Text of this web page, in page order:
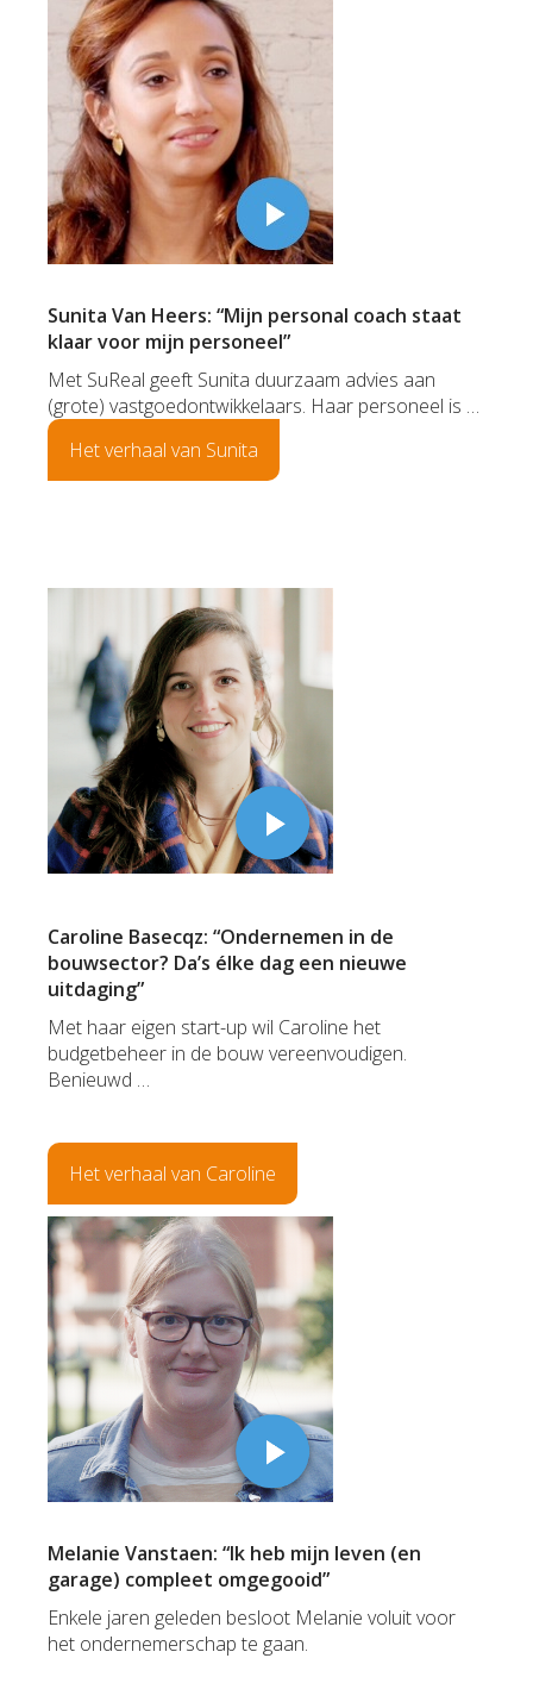
Sunita Van Heers: “Mijn personal coach staat
klaar voor mijn personeel”
Met SuReal geeft Sunita duurzaam advies aan
(grote) vastgoedontwikkelaars. Haar personeel is …
Het verhaal van Sunita
Caroline Basecqz: “Ondernemen in de
bouwsector? Da’s élke dag een nieuwe
uitdaging”
Met haar eigen start-up wil Caroline het
budgetbeheer in de bouw vereenvoudigen.
Benieuwd …
Het verhaal van Caroline
Melanie Vanstaen: “Ik heb mijn leven (en
garage) compleet omgegooid”
Enkele jaren geleden besloot Melanie voluit voor
het ondernemerschap te gaan.